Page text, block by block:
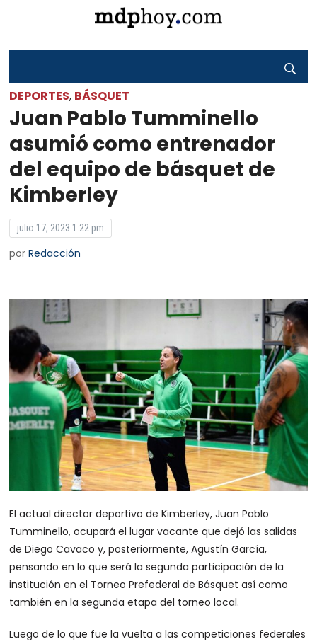
DEPORTES, BÁSQUET
Juan Pablo Tumminello
asumió como entrenador
del equipo de básquet de
Kimberley
julio 17, 2023 1:22 pm
porRedacción
El actual director deportivo de Kimberley, Juan Pablo
Tumminello, ocupará el lugar vacante que dejó las salidas
de Diego Cavaco y, posteriormente, Agustín García,
pensando en lo que será la segunda participación de la
institución en el Torneo Prefederal de Básquet así como
también en la segunda etapa del torneo local.
Luego de lo que fue la vuelta a las competiciones federales